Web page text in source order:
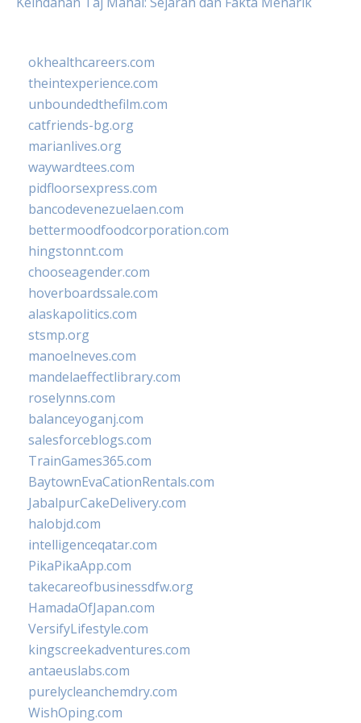
okhealthcareers.com
theintexperience.com
unboundedthefilm.com
catfriends-bg.org
marianlives.org
waywardtees.com
pidfloorsexpress.com
bancodevenezuelaen.com
bettermoodfoodcorporation.com
hingstonnt.com
chooseagender.com
hoverboardssale.com
alaskapolitics.com
stsmp.org
manoelneves.com
mandelaeffectlibrary.com
roselynns.com
balanceyoganj.com
salesforceblogs.com
TrainGames365.com
BaytownEvaCationRentals.com
JabalpurCakeDelivery.com
halobjd.com
intelligenceqatar.com
PikaPikaApp.com
takecareofbusinessdfw.org
HamadaOfJapan.com
VersifyLifestyle.com
kingscreekadventures.com
antaeuslabs.com
purelycleanchemdry.com
WishOping.com